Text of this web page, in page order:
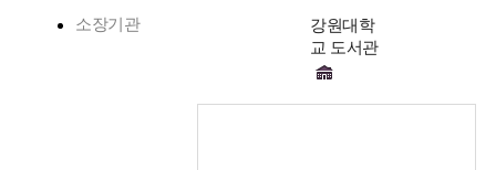
소장기관
강원대학
교 도서관